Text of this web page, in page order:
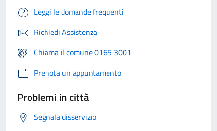
Leggi le domande frequenti
Richiedi Assistenza
Chiama il comune 0165 3001
Prenota un appuntamento
Problemi in città
Segnala disservizio